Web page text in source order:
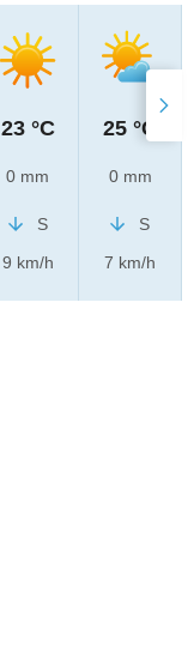
23 °C
0 mm
S
9 km/h
25 °C
0 mm
S
7 km/h